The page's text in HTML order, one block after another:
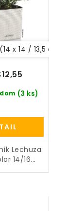
x 14 / 13,5 cm)
(3 ks)
Lechuza
14/16...